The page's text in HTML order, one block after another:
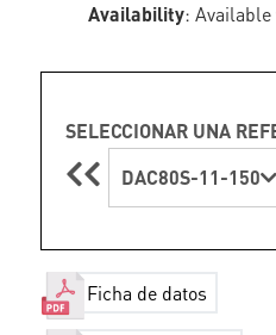
Availability:
SELECCIONAR UNA
DAC80S-11-150
Ficha de datos